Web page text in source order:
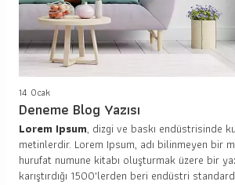
14 Ocak
Deneme Blog Yazısı
Lorem Ipsum, dizgi ve baskı endüstrisinde
metinlerdir. Lorem Ipsum, adı bilinmeyen bir
hurufat numune kitabı oluşturmak üzere bir
karıştırdığı 1500'lerden beri endüstri